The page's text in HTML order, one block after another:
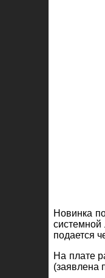
Новинка
системной
подается
На плате
(заявлена